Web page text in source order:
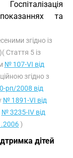
та
згідно із
)( Стаття 5 із
№ 107-VI від
згідно з
рп/2008 від
№ 1891-VI від
№ 3235-IV від
)
дітей